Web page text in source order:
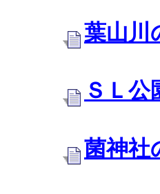
葉山川
ＳＬ公
菌神社